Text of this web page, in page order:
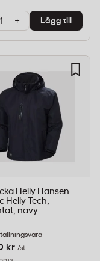
+ Lägg till
Helly Hansen
Helly Tech,
navy
kr /st